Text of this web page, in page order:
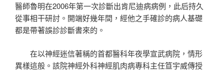
醫師魯明在2006年第一次診斷出肯尼迪病病例，此后持久
從事相干研討。開端好幾年間，經他之手確診的病人基礎
都是帶著誤診診斷書來的。
在以神經迷信著稱的首都醫科年夜學宣武病院，情形
異樣這般。該院神經外科神經肌肉病專科主任笪宇威傳授